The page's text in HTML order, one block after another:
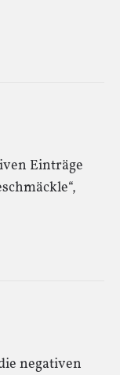
Einträge
negativen